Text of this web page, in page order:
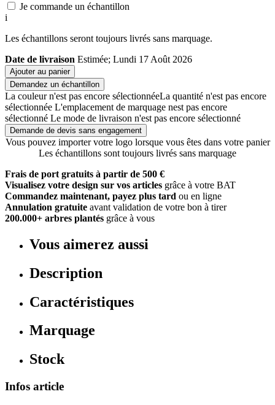
Je commande un échantillon
i
Les échantillons seront toujours livrés sans marquage.
Date de livraison Estimée; Lundi 17 Août 2026
Ajouter au panier
Demandez un échantillon
La couleur n'est pas encore sélectionnéeLa quantité n'est pas encore
sélectionnée L'emplacement de marquage nest pas encore
sélectionné Le mode de livraison n'est pas encore sélectionné
Demande de devis sans engagement
Vous pouvez importer votre logo lorsque vous êtes dans votre panier
Les échantillons sont toujours livrés sans marquage
Frais de port gratuits à partir de 500 €
Visualisez votre design sur vos articles grâce à votre BAT
Commandez maintenant, payez plus tard ou en ligne
Annulation gratuite avant validation de votre bon à tirer
200.000+ arbres plantés grâce à vous
Vous aimerez aussi
Description
Caractéristiques
Marquage
Stock
Infos article